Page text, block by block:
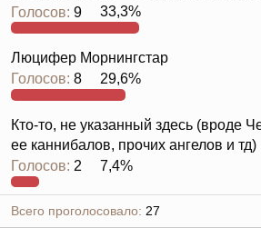
Голосов: 9 33,3%
Люцифер Морнингстар
Голосов: 8 29,6%
Кто-то, не указанный здесь (вроде
ее каннибалов, прочих ангелов и тд)
Голосов: 2 7,4%
Всего проголосовало 27